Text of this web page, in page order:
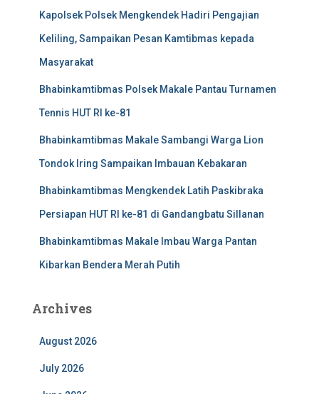
Kapolsek Polsek Mengkendek Hadiri Pengajian
Keliling, Sampaikan Pesan Kamtibmas kepada
Masyarakat
Bhabinkamtibmas Polsek Makale Pantau Turnamen
Tennis HUT RI ke-81
Bhabinkamtibmas Makale Sambangi Warga Lion
Tondok Iring Sampaikan Imbauan Kebakaran
Bhabinkamtibmas Mengkendek Latih Paskibraka
Persiapan HUT RI ke-81 di Gandangbatu Sillanan
Bhabinkamtibmas Makale Imbau Warga Pantan
Kibarkan Bendera Merah Putih
Archives
August 2026
July 2026